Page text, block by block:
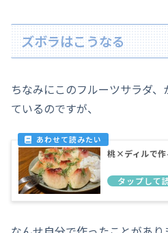
ズボラはこうなる
ちなみにこのフルーツサラダ
ているのですが、
桃×ディルで作